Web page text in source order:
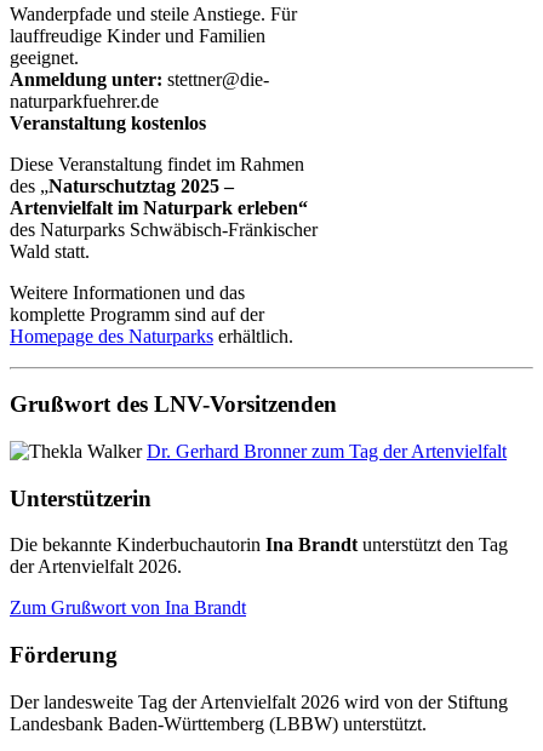
Wanderpfade und steile Anstiege. Für
lauffreudige Kinder und Familien
geeignet.
Anmeldung unter: stettner@die-
naturparkfuehrer.de
Veranstaltung kostenlos
Diese Veranstaltung findet im Rahmen
des „Naturschutztag 2025 –
Artenvielfalt im Naturpark erleben“
des Naturparks Schwäbisch-Fränkischer
Wald statt.
Weitere Informationen und das
komplette Programm sind auf der
Homepage des Naturparks erhältlich.
Grußwort des LNV-Vorsitzenden
Dr. Gerhard Bronner zum Tag der Artenvielfalt
Unterstützerin
Die bekannte Kinderbuchautorin Ina Brandtunterstützt den Tag
der Artenvielfalt 2026.
Zum Grußwort von Ina Brandt
Förderung
Der landesweite Tag der Artenvielfalt 2026 wird von der Stiftung
Landesbank Baden-Württemberg (LBBW) unterstützt.